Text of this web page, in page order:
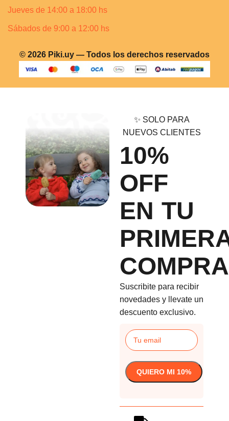
Jueves de 14:00 a 18:00 hs
Sábados de 9:00 a 12:00 hs
© 2026 Piki.uy — Todos los derechos reservados
✨ SOLO PARA
NUEVOS CLIENTES
10%
OFF
EN TU
COMPRA
Suscribite para recibir
novedades y llevate un
descuento exclusivo.